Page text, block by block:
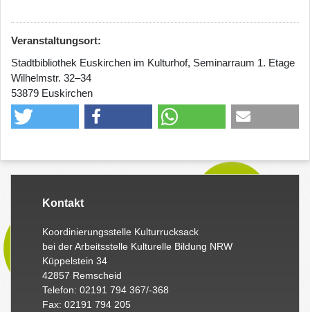
Veranstaltungsort:
Stadtbibliothek Euskirchen im Kulturhof, Seminarraum 1. Etage
Wilhelmstr. 32–34
53879 Euskirchen
Kontakt
Koordinierungsstelle Kulturrucksack
bei der Arbeitsstelle Kulturelle Bildung NRW
Küppelstein 34
42857 Remscheid
Telefon: 02191 794 367/-368
Fax: 02191 794 205